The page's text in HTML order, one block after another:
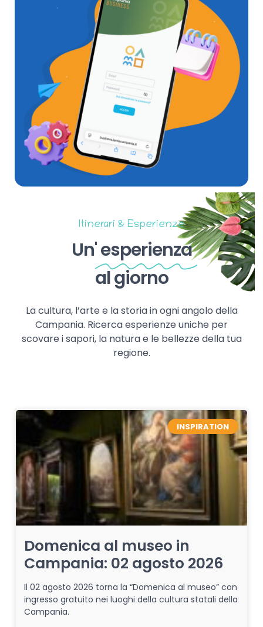
Itinerari & Esperienze
Un'esperienza
al giorno
La cultura, l’arte e la storia in ogni angolo della
Campania. Ricerca esperienze uniche per
scovare i sapori, la natura e le bellezze della tua
regione.
INSPIRATION
Domenica al museo in
Campania: 02 agosto 2026
Il 02 agosto 2026 torna la “Domenica al museo” con
ingresso gratuito nei luoghi della cultura statali della
Campania.